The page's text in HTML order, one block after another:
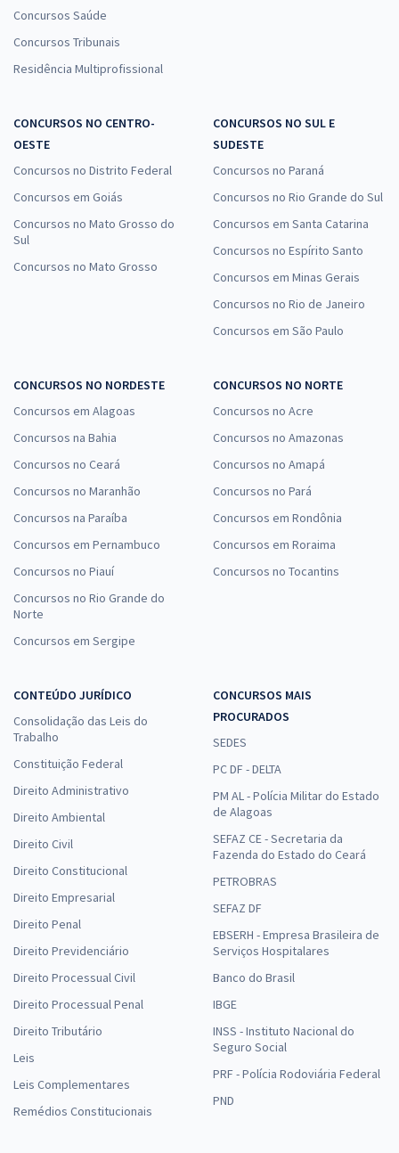
Concursos Saúde
Concursos Tribunais
Residência Multiprofissional
CONCURSOS NO CENTRO-
OESTE
Concursos no Distrito Federal
Concursos em Goiás
Concursos no Mato Grosso do
Sul
Concursos no Mato Grosso
CONCURSOS NO SUL E
SUDESTE
Concursos no Paraná
Concursos no Rio Grande do Sul
Concursos em Santa Catarina
Concursos no Espírito Santo
Concursos em Minas Gerais
Concursos no Rio de Janeiro
Concursos em São Paulo
CONCURSOS NO NORDESTE
Concursos em Alagoas
Concursos na Bahia
Concursos no Ceará
Concursos no Maranhão
Concursos na Paraíba
Concursos em Pernambuco
Concursos no Piauí
Concursos no Rio Grande do
Norte
Concursos em Sergipe
CONCURSOS NO NORTE
Concursos no Acre
Concursos no Amazonas
Concursos no Amapá
Concursos no Pará
Concursos em Rondônia
Concursos em Roraima
Concursos no Tocantins
CONTEÚDO JURÍDICO
Consolidação das Leis do
Trabalho
Constituição Federal
Direito Administrativo
Direito Ambiental
Direito Civil
Direito Constitucional
Direito Empresarial
Direito Penal
Direito Previdenciário
Direito Processual Civil
Direito Processual Penal
Direito Tributário
Leis
Leis Complementares
Remédios Constitucionais
CONCURSOS MAIS
PROCURADOS
SEDES
PC DF - DELTA
PM AL - Polícia Militar do Estado
de Alagoas
SEFAZ CE - Secretaria da
Fazenda do Estado do Ceará
PETROBRAS
SEFAZ DF
EBSERH - Empresa Brasileira de
Serviços Hospitalares
Banco do Brasil
IBGE
INSS - Instituto Nacional do
Seguro Social
PRF - Polícia Rodoviária Federal
PND